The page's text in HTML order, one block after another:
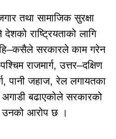
तथा सामाजिक सुरक्षा
राष्ट्रियताको लागि
सरकारले काम गरेन
राजमार्ग, उत्तर–दक्षिण
पानी जहाज, रेल लगायतका
बढाएकोले सरकारको
उनको आरोप छ ।